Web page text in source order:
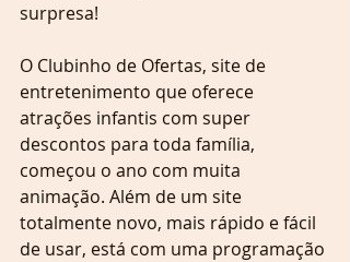
surpresa!
O Clubinho de Ofertas, site de
entretenimento que oferece
atrações infantis com super
descontos para toda família,
começou o ano com muita
animação. Além de um site
totalmente novo, mais rápido e fácil
de usar, está com uma programação